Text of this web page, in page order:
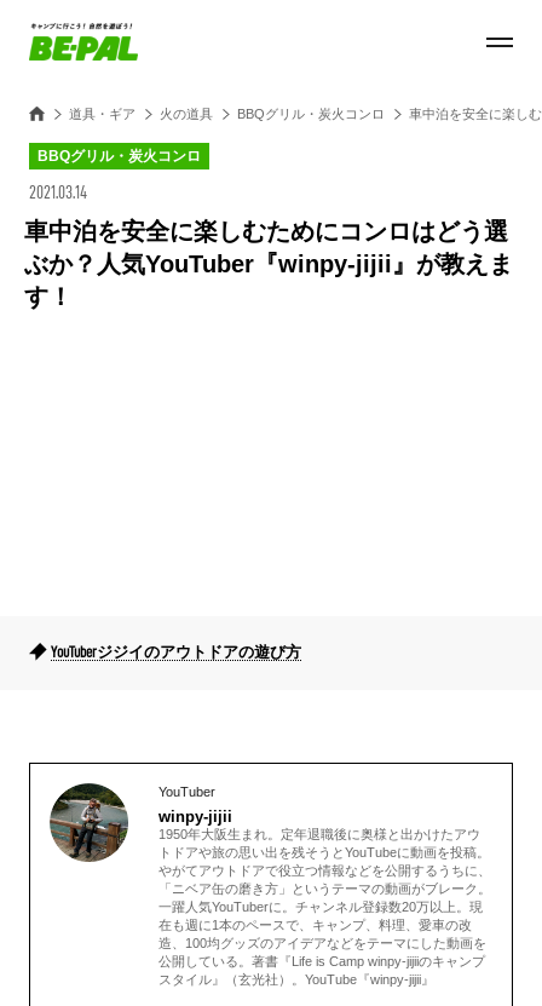
道具・ギア 火の道具 BBQグリル・炭火コンロ 車中泊を安全に楽し
BBQグリル・炭火コンロ
2021.03.14
車中泊を安全に楽しむためにコンロはどう選
ぶか？人気YouTuber『winpy-jijii』が教えま
す！
YouTuberジジイのアウトドアの遊び方
YouTuber
winpy-jijii
1950年大阪生まれ。定年退職後に奥様と出かけたアウ
トドアや旅の思い出を残そうとYouTubeに動画を投稿。
やがてアウトドアで役立つ情報などを公開するうちに、
「ニベア缶の磨き方」というテーマの動画がブレーク。
一躍人気YouTuberに。チャンネル登録数20万以上。現
在も週に1本のペースで、キャンプ、料理、愛車の改
造、100均グッズのアイデアなどをテーマにした動画を
公開している。著書『Life is Camp winpy-jijiiのキャンプ
スタイル』（玄光社）。YouTube『winpy-jijii』